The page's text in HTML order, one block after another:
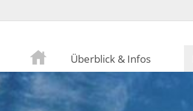
Überblick & Infos